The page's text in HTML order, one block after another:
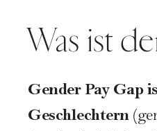
Was ist
Gender Pay Gap
Geschlechtern